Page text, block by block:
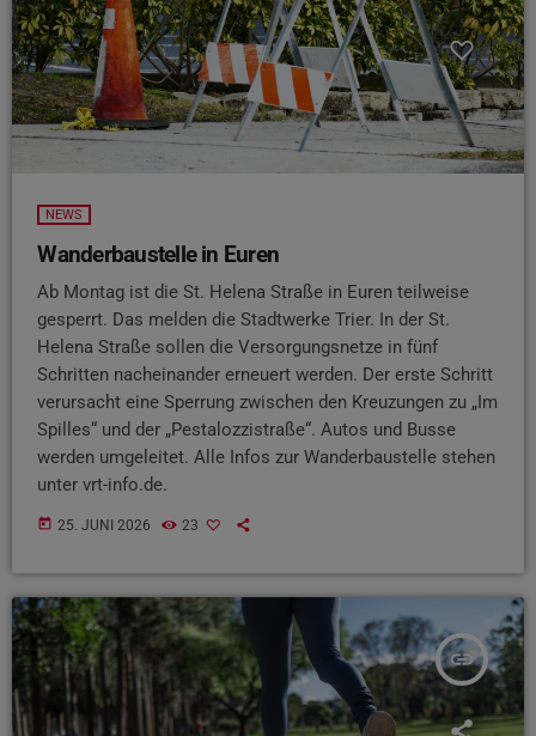
NEWS
Wanderbaustelle in Euren
Ab Montag ist die St. Helena Straße in Euren teilweise
gesperrt. Das melden die Stadtwerke Trier. In der St.
Helena Straße sollen die Versorgungsnetze in fünf
Schritten nacheinander erneuert werden. Der erste Schritt
verursacht eine Sperrung zwischen den Kreuzungen zu „Im
Spilles“ und der „Pestalozzistraße“. Autos und Busse
werden umgeleitet. Alle Infos zur Wanderbaustelle stehen
unter vrt-info.de.
today 25. JUNI 2026 23
insert_link